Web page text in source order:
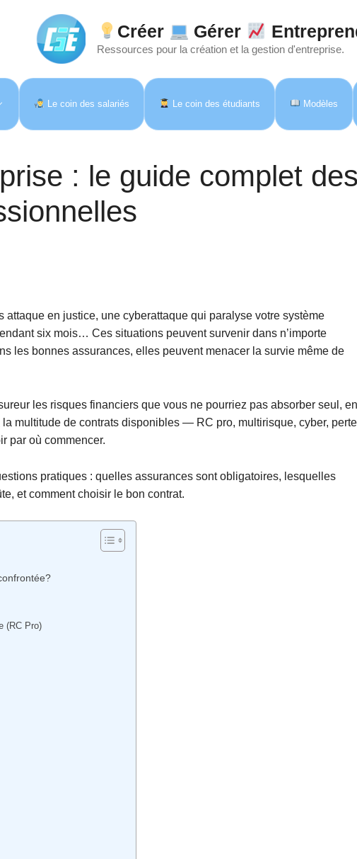
Créer Gérer
Ressources pour la création et la gestion d'entreprise.
Le coin des salariés Le coin des étudiants Modèles
: le guide complet des
en justice, une cyberattaque qui paralyse votre système
six mois… Ces situations peuvent survenir dans n’importe
les bonnes assurances, elles peuvent menacer la survie même de
les risques financiers que vous ne pourriez pas absorber seul, en
multitude de contrats disponibles — RC pro, multirisque, cyber, perte
par où commencer.
pratiques : quelles assurances sont obligatoires, lesquelles
et comment choisir le bon contrat.
(RC Pro)